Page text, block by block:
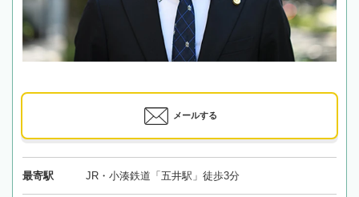
メールする
最寄駅 JR・小湊鉄道「五井駅」徒歩3分